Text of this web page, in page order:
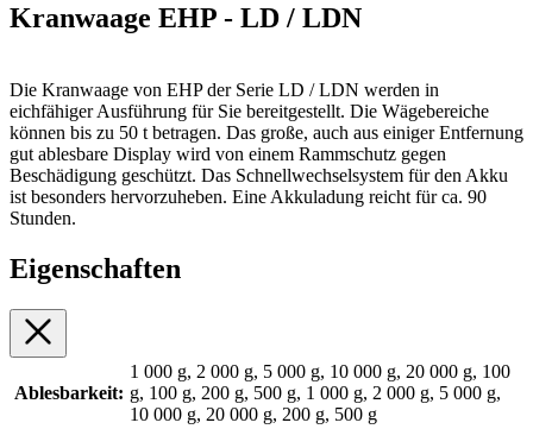
Kranwaage EHP - LD / LDN
Die Kranwaage von EHP der Serie LD / LDN werden in
eichfähiger Ausführung für Sie bereitgestellt. Die Wägebereiche
können bis zu 50 t betragen. Das große, auch aus einiger Entfernung
gut ablesbare Display wird von einem Rammschutz gegen
Beschädigung geschützt. Das Schnellwechselsystem für den Akku
ist besonders hervorzuheben. Eine Akkuladung reicht für ca. 90
Stunden.
Eigenschaften
Ablesbarkeit:
1 000 g, 2 000 g, 5 000 g, 10 000 g, 20 000 g, 100
g, 100 g, 200 g, 500 g, 1 000 g, 2 000 g, 5 000 g,
10 000 g, 20 000 g, 200 g, 500 g